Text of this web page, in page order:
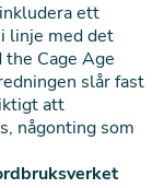
ett
linje med det
the Cage Age
slår fast
att
någonting som